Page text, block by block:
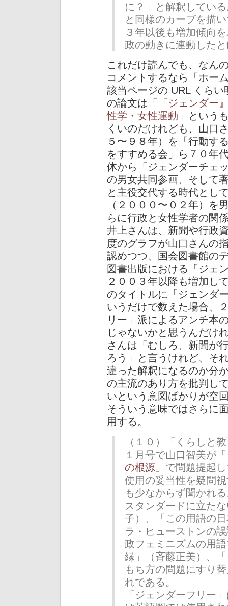
に？」と解釈してい
と同様のカーブを描
３年以後も増加傾向
政の動きに連動した
これだけ読んでも、なん
コメントするなら「ホー
該当ページの URL くら
の論文は「
『ジェンダー
性学・女性運動 」という
くいのだけれども、山口
５〜９８年）を「行動す
をすすめる会」ら７０年
体から「ジェンダーチェ
の男女共同参画、そして
と主役交代する時代とし
（２０００〜０２年）を
らに行政と女性学者の関
井上さんは、新聞や行政
度のグラフが山口さんの
認めつつ、国会図書館の
図書出版における「ジェ
２００３年以降も増加し
のタイトルに「ジェンダ
いうだけで数えた場合、
リー」派によるアンチ本
じゃないかと思うんだけ
さんは「むしろ、新聞が
ろう」と言うけれど、そ
違った解釈になるのか分
の主流のあり方を批判し
いという意図ばかりが空
そういう意味ではさらに
用する。
（１０）「くらしと
１月号で山口智美が「
の根源 」で問題提起
使用の妥当性を疑問
も少なからず聞かれ
スタンダードに立た
子）、「この用語の
ラ・ヒューストンの
政フェミニズムの用
縁」（斉藤正美）、
もち方の問題にすり
れである。
「ジェンダーフリー